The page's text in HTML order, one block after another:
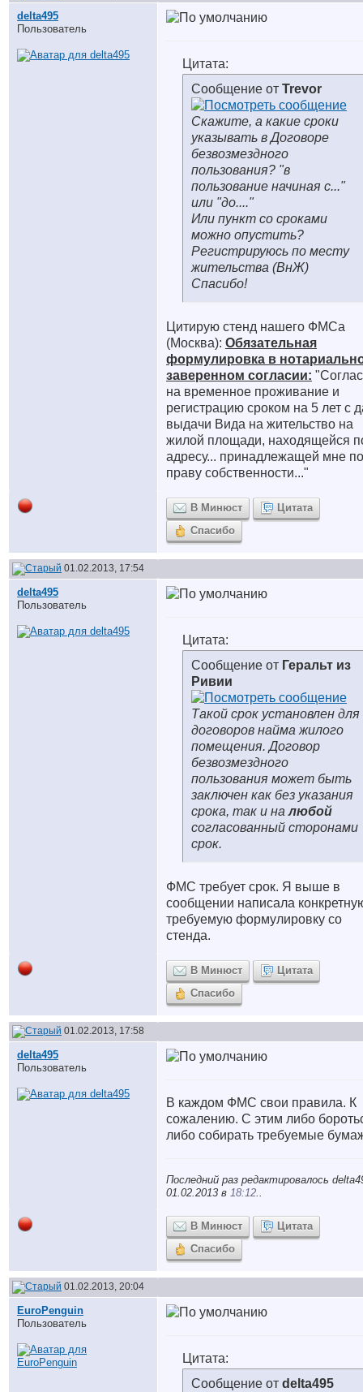
delta495
Пользователь
Цитата:
Сообщение от Trevor
Скажите, а какие сроки
указывать в Договоре
безвозмездного
пользования? "в
пользование начиная с..."
или "до...."
Или пункт со сроками
можно опустить?
Регистрируюсь по месту
жительства (ВнЖ)
Спасибо!
Цитирую стенд нашего ФМСа
(Москва): Обязательная
формулировка в
заверенном согласии:
на временное проживание и
регистрацию сроком на 5 лет с
выдачи Вида на жительство на
жилой площади, находящейся
адресу... принадлежащей мне по
праву собственности..."
В Минюст
Цитата
Спасибо
01.02.2013, 17:54
delta495
Пользователь
Цитата:
Сообщение от Геральт из
Ривии
Такой срок установлен для
договоров найма жилого
помещения. Договор
безвозмездного
пользования может быть
заключен как без указания
срока, так и налюбой
согласованный сторонами
срок.
ФМС требует срок. Я выше в
сообщении написала
требуемую формулировку со
стенда.
В Минюст
Цитата
Спасибо
01.02.2013, 17:58
delta495
Пользователь
В каждом ФМС свои правила. К
сожалению. С этим либо
либо собирать требуемые
Последний раз редактировалось
01.02.2013 в 18:12..
В Минюст
Цитата
Спасибо
01.02.2013, 20:04
EuroPenguin
Пользователь
Цитата:
Сообщение от delta495